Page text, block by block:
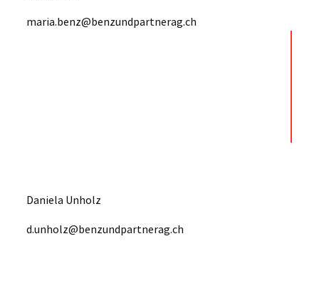
maria.benz@benzundpartnerag.ch
Daniela Unholz
d.unholz@benzundpartnerag.ch